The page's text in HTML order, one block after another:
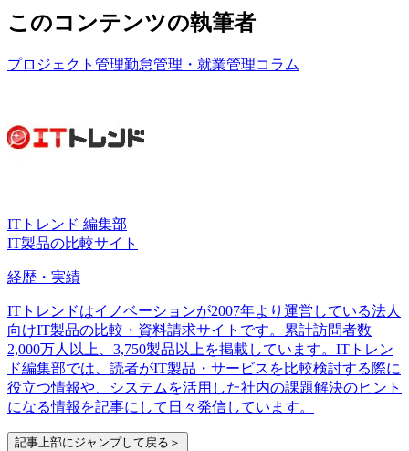
このコンテンツの執筆者
プロジェクト管理勤怠管理・就業管理コラム
ITトレンド 編集部
IT製品の比較サイト
経歴・実績
ITトレンドはイノベーションが2007年より運営している法人
向けIT製品の比較・資料請求サイトです。累計訪問者数
2,000万人以上、3,750製品以上を掲載しています。ITトレン
ド編集部では、読者がIT製品・サービスを比較検討する際に
役立つ情報や、システムを活用した社内の課題解決のヒント
になる情報を記事にして日々発信しています。
記事上部にジャンプして戻る＞